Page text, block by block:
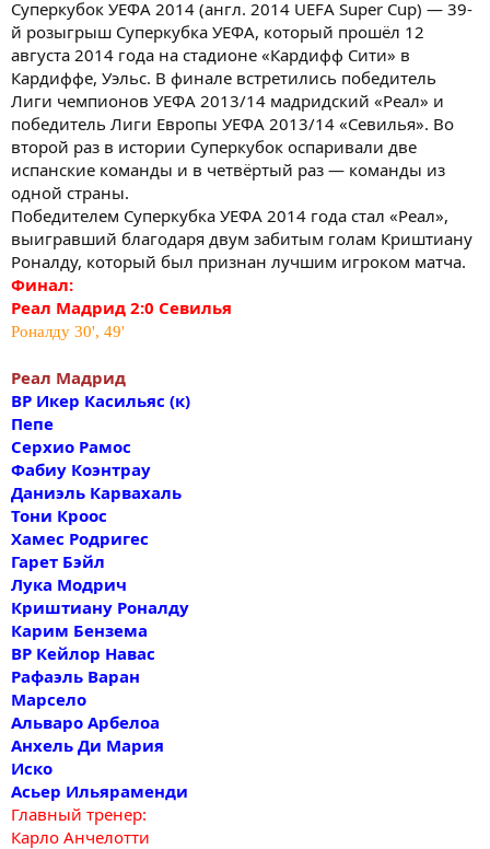
Суперкубок УЕФА 2014 (англ. 2014 UEFA Super Cup) — 39-
й розыгрыш Суперкубка УЕФА, который прошёл 12
августа 2014 года на стадионе «Кардифф Сити» в
Кардиффе, Уэльс. В финале встретились победитель
Лиги чемпионов УЕФА 2013/14 мадридский «Реал» и
победитель Лиги Европы УЕФА 2013/14 «Севилья». Во
второй раз в истории Суперкубок оспаривали две
испанские команды и в четвёртый раз — команды из
одной страны.
Победителем Суперкубка УЕФА 2014 года стал «Реал»,
выигравший благодаря двум забитым голам Криштиану
Роналду, который был признан лучшим игроком матча.
Финал:
Реал Мадрид 2:0 Севилья
Роналду 30', 49'
Реал Мадрид
ВР Икер Касильяс (к)
Пепе
Серхио Рамос
Фабиу Коэнтрау
Даниэль Карвахаль
Тони Кроос
Хамес Родригес
Гарет Бэйл
Лука Модрич
Криштиану Роналду
Карим Бензема
ВР Кейлор Навас
Рафаэль Варан
Марсело
Альваро Арбелоа
Анхель Ди Мария
Иско
Асьер Ильяраменди
Главный тренер:
Карло Анчелотти